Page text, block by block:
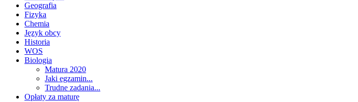
Geografia
Fizyka
Chemia
Język obcy
Historia
WOS
Biologia
Matura 2020
Jaki egzamin...
Trudne zadania...
Opłaty za maturę